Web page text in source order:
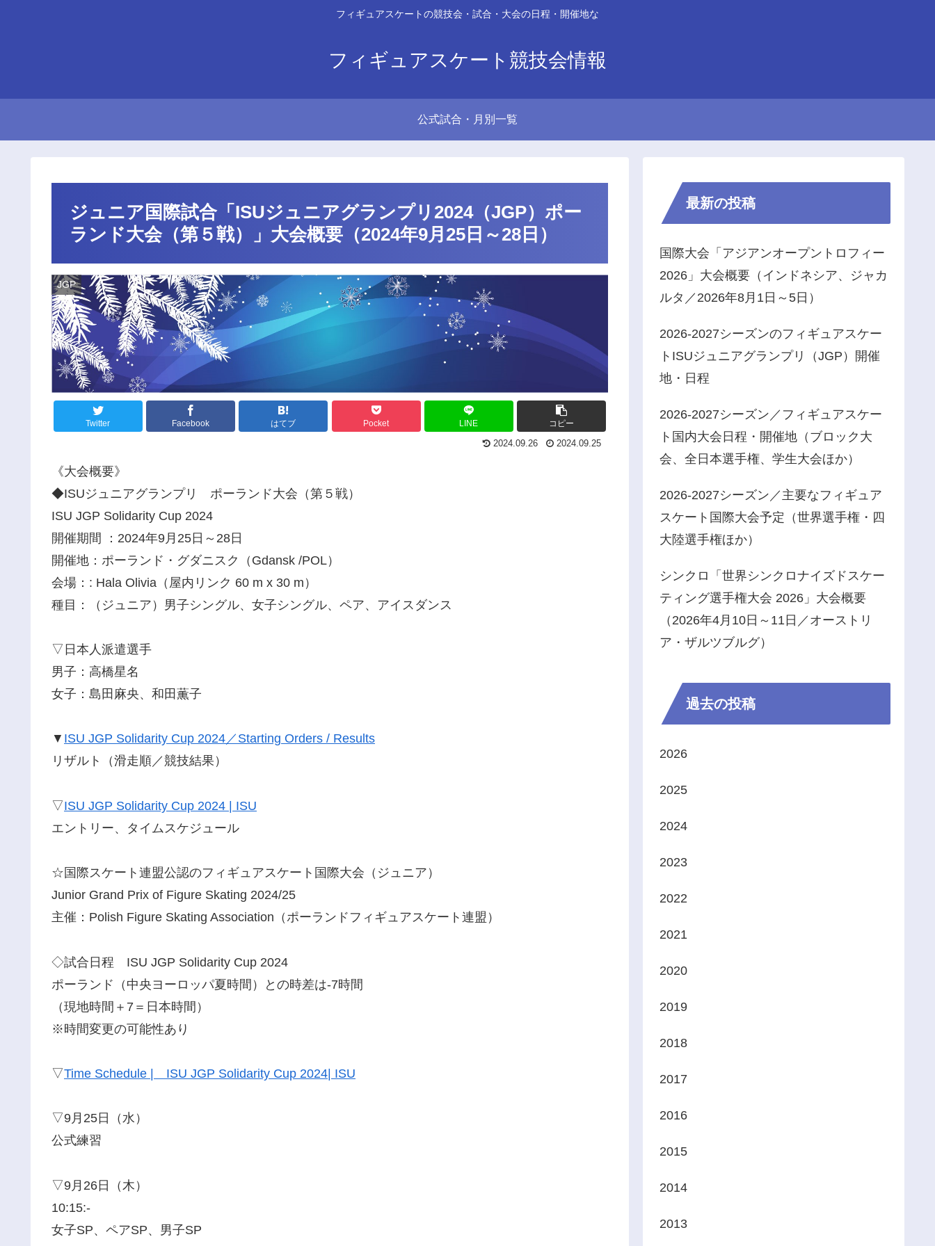
フィギュアスケートの競技会・試合・大会の日程・開催地な
フィギュアスケート競技会情報
公式試合・月別一覧
ジュニア国際試合「ISUジュニアグランプリ2024（JGP）ポー
ランド大会（第５戦）」大会概要（2024年9月25日～28日）
JGP
Twitter Facebook はてブ Pocket LINE コピー
2024.09.26 2024.09.25
《大会概要》
◆ISUジュニアグランプリ ポーランド大会（第５戦）
ISU JGP Solidarity Cup 2024
開催期間 ：2024年9月25日～28日
開催地：ポーランド・グダニスク（Gdansk /POL）
会場：: Hala Olivia（屋内リンク 60 m x 30 m）
種目：（ジュニア）男子シングル、女子シングル、ペア、アイスダンス
▽日本人派遣選手
男子：高橋星名
女子：島田麻央、和田薫子
▼ ISU JGP Solidarity Cup 2024／Starting Orders / Results
リザルト（滑走順／競技結果）
▽ISU JGP Solidarity Cup 2024 | ISU
エントリー、タイムスケジュール
☆国際スケート連盟公認のフィギュアスケート国際大会（ジュニア）
Junior Grand Prix of Figure Skating 2024/25
主催：Polish Figure Skating Association（ポーランドフィギュアスケート連盟）
◇試合日程 ISU JGP Solidarity Cup 2024
ポーランド（中央ヨーロッパ夏時間）との時差は-7時間
（現地時間＋7＝日本時間）
※時間変更の可能性あり
▽Time Schedule | ISU JGP Solidarity Cup 2024| ISU
▽9月25日（水）
公式練習
▽9月26日（木）
10:15:-
女子SP、ペアSP、男子SP
最新の投稿
国際大会「アジアンオープントロフィー
2026」大会概要（インドネシア、ジャカ
ルタ／2026年8月1日～5日）
2026-2027シーズンのフィギュアスケー
トISUジュニアグランプリ（JGP）開催
地・日程
2026-2027シーズン／フィギュアスケー
ト国内大会日程・開催地（ブロック大
会、全日本選手権、学生大会ほか）
2026-2027シーズン／主要なフィギュア
スケート国際大会予定（世界選手権・四
大陸選手権ほか）
シンクロ「世界シンクロナイズドスケー
ティング選手権大会 2026」大会概要
（2026年4月10日～11日／オーストリ
ア・ザルツブルグ）
過去の投稿
2026
2025
2024
2023
2022
2021
2020
2019
2018
2017
2016
2015
2014
2013